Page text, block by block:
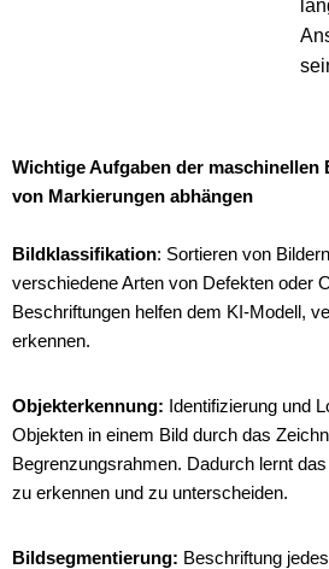
Wichtige Aufgaben der maschinellen
von Markierungen abhängen
Bildklassifikation: Sortieren von
verschiedene Arten von Defekten oder
Beschriftungen helfen dem KI-Modell,
erkennen.
Objekterkennung: Identifizierung und
Objekten in einem Bild durch das
Begrenzungsrahmen. Dadurch lernt
zu erkennen und zu unterscheiden.
Bildsegmentierung: Beschriftung